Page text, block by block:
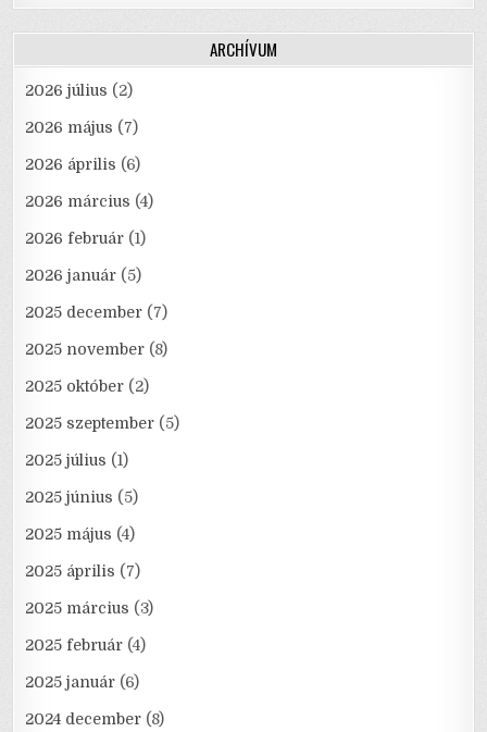
ARCHÍVUM
2026 július (2)
2026 május (7)
2026 április (6)
2026 március (4)
2026 február (1)
2026 január (5)
2025 december (7)
2025 november (8)
2025 október (2)
2025 szeptember (5)
2025 július (1)
2025 június (5)
2025 május (4)
2025 április (7)
2025 március (3)
2025 február (4)
2025 január (6)
2024 december (8)